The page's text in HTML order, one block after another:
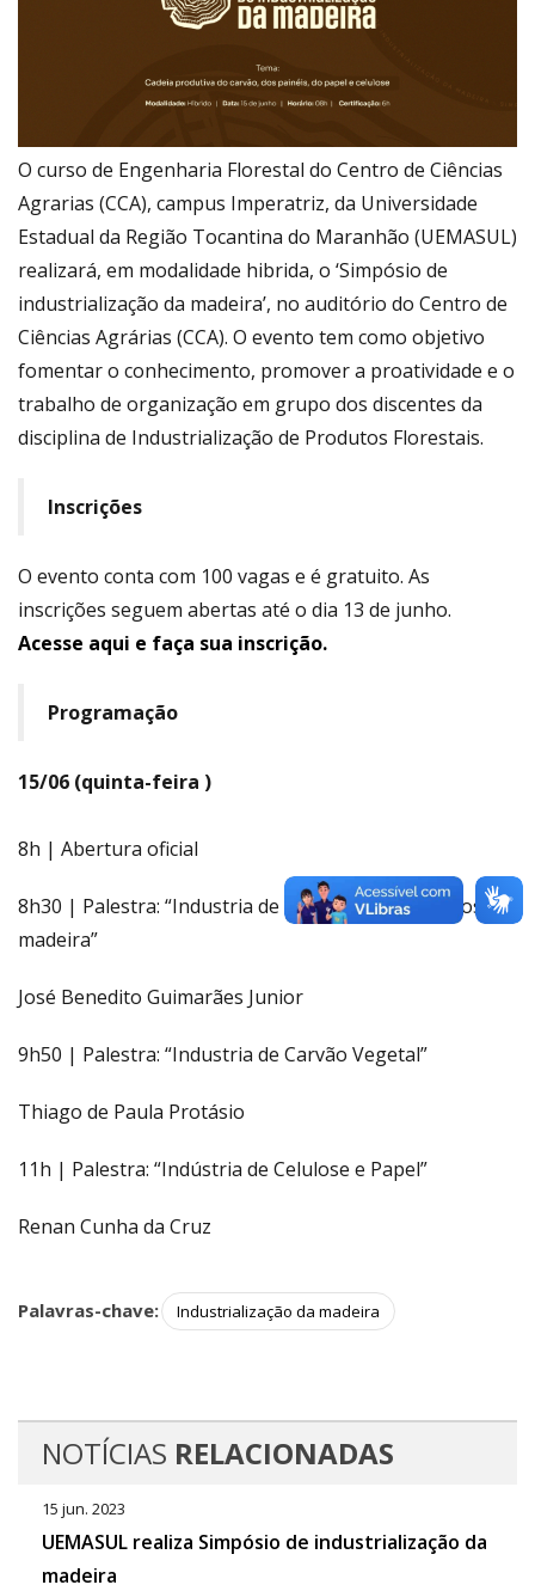
O curso de Engenharia Florestal do Centro de Ciências
Agrarias (CCA), campus Imperatriz, da Universidade
Estadual da Região Tocantina do Maranhão (UEMASUL)
realizará, em modalidade hibrida, o ‘Simpósio de
industrialização da madeira’, no auditório do Centro de
Ciências Agrárias (CCA). O evento tem como objetivo
fomentar o conhecimento, promover a proatividade e o
trabalho de organização em grupo dos discentes da
disciplina de Industrialização de Produtos Florestais.
Inscrições
O evento conta com 100 vagas e é gratuito. As
inscrições seguem abertas até o dia 13 de junho.
Acesse aqui e faça sua inscrição.
Programação
15/06 (quinta-feira )
8h | Abertura oficial
8h30 | Palestra: “Industria de painéis reconstituídos de
madeira”
José Benedito Guimarães Junior
9h50 | Palestra: “Industria de Carvão Vegetal”
Thiago de Paula Protásio
11h | Palestra: “Indústria de Celulose e Papel”
Renan Cunha da Cruz
Palavras-chave: Industrialização da madeira
NOTÍCIAS RELACIONADAS
15 jun. 2023
UEMASUL realiza Simpósio de industrialização da
madeira